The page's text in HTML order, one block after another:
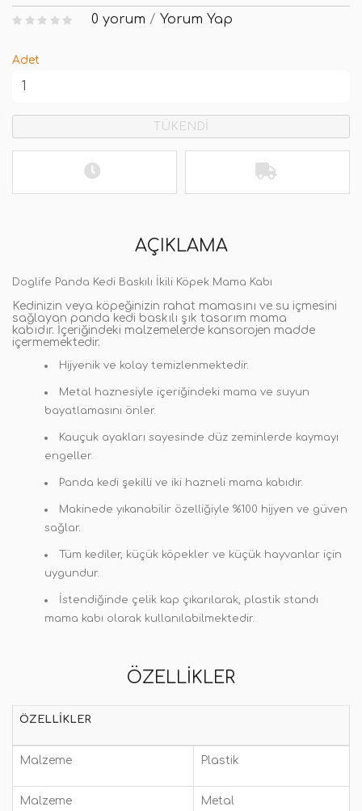
0 yorum / Yorum Yap
Adet
TÜKENDİ
AÇIKLAMA
Doglife Panda Kedi Baskılı İkili Köpek Mama Kabı
Kedinizin veya köpeğinizin rahat mamasını ve su içmesini
sağlayan panda kedi baskılı şık tasarım mama
kabıdır. İçeriğindeki malzemelerde kansorojen madde
içermemektedir.
Hijyenik ve kolay temizlenmektedir.
Metal haznesiyle içeriğindeki mama ve suyun
bayatlamasını önler.
Kauçuk ayakları sayesinde düz zeminlerde kaymayı
engeller.
Panda kedi şekilli ve iki hazneli mama kabıdır.
Makinede yıkanabilir özelliğiyle %100 hijyen ve güven
sağlar.
Tüm kediler, küçük köpekler ve küçük hayvanlar için
uygundur.
İstendiğinde çelik kap çıkarılarak, plastik standı
mama kabı olarak kullanılabilmektedir.
ÖZELLIKLER
ÖZELLIKLER
Malzeme Plastik
Malzeme Metal